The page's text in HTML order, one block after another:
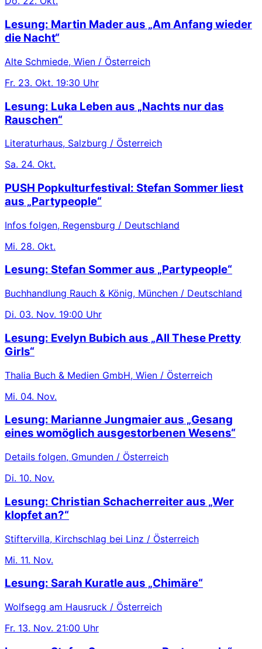
Lesung: Martin Mader aus „Am Anfang wieder
die Nacht“
Alte Schmiede, Wien / Österreich
Fr. 23. Okt. 19:30 Uhr
Lesung: Luka Leben aus „Nachts nur das
Rauschen“
Literaturhaus, Salzburg / Österreich
Sa. 24. Okt.
PUSH Popkulturfestival: Stefan Sommer liest
aus „Partypeople“
Infos folgen, Regensburg / Deutschland
Mi. 28. Okt.
Lesung: Stefan Sommer aus „Partypeople“
Buchhandlung Rauch & König, München / Deutschland
Di. 03. Nov. 19:00 Uhr
Lesung: Evelyn Bubich aus „All These Pretty
Girls“
Thalia Buch & Medien GmbH, Wien / Österreich
Mi. 04. Nov.
Lesung: Marianne Jungmaier aus „Gesang
eines womöglich ausgestorbenen Wesens“
Details folgen, Gmunden / Österreich
Di. 10. Nov.
Lesung: Christian Schacherreiter aus „Wer
klopfet an?“
Stiftervilla, Kirchschlag bei Linz / Österreich
Mi. 11. Nov.
Lesung: Sarah Kuratle aus „Chimäre“
Wolfsegg am Hausruck / Österreich
Fr. 13. Nov. 21:00 Uhr